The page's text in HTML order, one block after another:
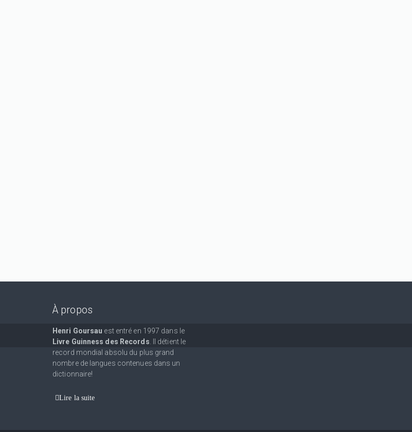
À propos
Henri Goursau est entré en 1997 dans le
Livre Guinness des Records. Il détient le
record mondial absolu du plus grand
nombre de langues contenues dans un
dictionnaire!
Lire la suite